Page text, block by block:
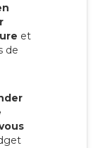
et
de